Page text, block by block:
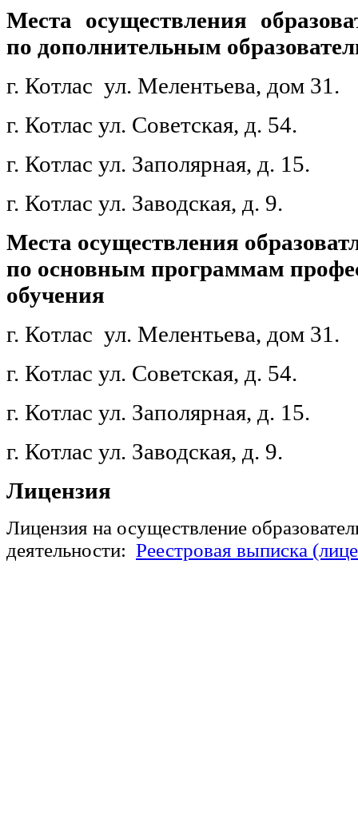
Места осуществления
по дополнительным
г. Котлас ул. Мелентьева, дом 31.
г. Котлас ул. Советская, д. 54.
г. Котлас ул. Заполярная, д. 15.
г. Котлас ул. Заводская, д. 9.
Места осуществления
по основным программам
обучения
г. Котлас ул. Мелентьева, дом 31.
г. Котлас ул. Советская, д. 54.
г. Котлас ул. Заполярная, д. 15.
г. Котлас ул. Заводская, д. 9.
Лицензия
Лицензия на осуществление об
деятельности: Реестровая выписка